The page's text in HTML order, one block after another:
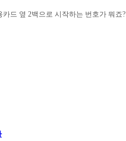
드 옆 2백으로 시작하는 번호가 뭐죠?